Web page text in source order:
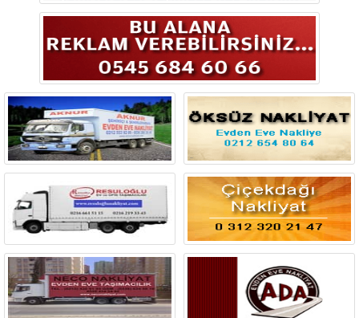
Çanakkale
Çankırı Çorum
Denizli Diyarbakır
Düzce Edirne
Elazığ Erzincan
Erzurum Eskişehir
Gaziantep Giresun
Gümüşhane Hakkari
Hatay Iğdır
Isparta İstanbul